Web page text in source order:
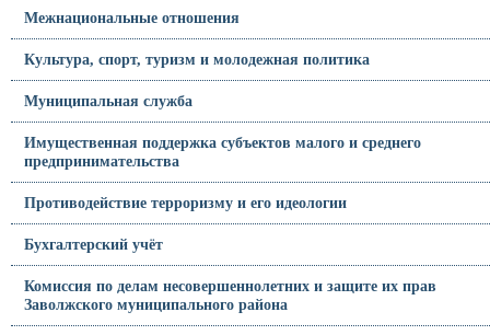
Межнациональные отношения
Культура, спорт, туризм и молодежная политика
Муниципальная служба
Имущественная поддержка субъектов малого и среднего
предпринимательства
Противодействие терроризму и его идеологии
Бухгалтерский учёт
Комиссия по делам несовершеннолетних и защите их прав
Заволжского муниципального района